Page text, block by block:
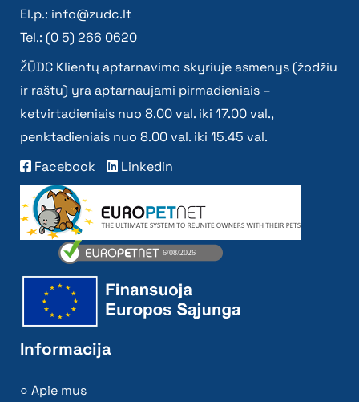
El.p.: info@zudc.lt
Tel.: (0 5) 266 0620
ŽŪDC Klientų aptarnavimo skyriuje asmenys (žodžiu
ir raštu) yra aptarnaujami pirmadieniais –
ketvirtadieniais nuo 8.00 val. iki 17.00 val.,
penktadieniais nuo 8.00 val. iki 15.45 val.
Facebook
Linkedin
Informacija
Apie mus